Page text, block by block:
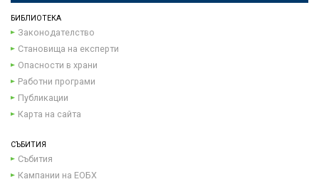
БИБЛИОТЕКА
Законодателство
Становища на експерти
Опасности в храни
Работни програми
Публикации
Карта на сайта
СЪБИТИЯ
Събития
Кампании на ЕОБХ